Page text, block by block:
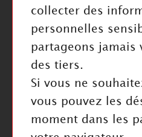
RESTEZ INFORMÉ
J'ai pris connaissance de
NOUS SUIVRE
collecter des
personnelles
partageons jamais
des tiers.
Si vous ne
vous pouvez les
moment dans les